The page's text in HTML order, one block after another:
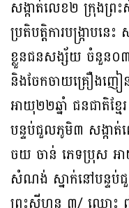
សង្កាត់លេខ២ ក្រុងព្
ប្រតិបត្តិការបង្រ្កាបនេ
ខ្លួនជនសង្ស័យ ចំនួន០
និងចែកចាយគ្រឿងញ
អាយុ២២ឆ្នាំ ជនជាតិខ្ម
បន្ទប់ជួលភូមិ៣ សង្កា
ចយ ចាន់ ភេទប្រុស អាយុ
សំណង់ ស្នាក់នៅបន្ទប់